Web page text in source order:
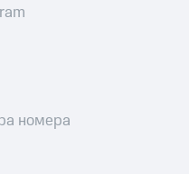
номера